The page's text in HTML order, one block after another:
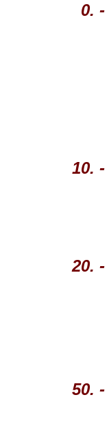
0. -
10. -
20. -
50. -